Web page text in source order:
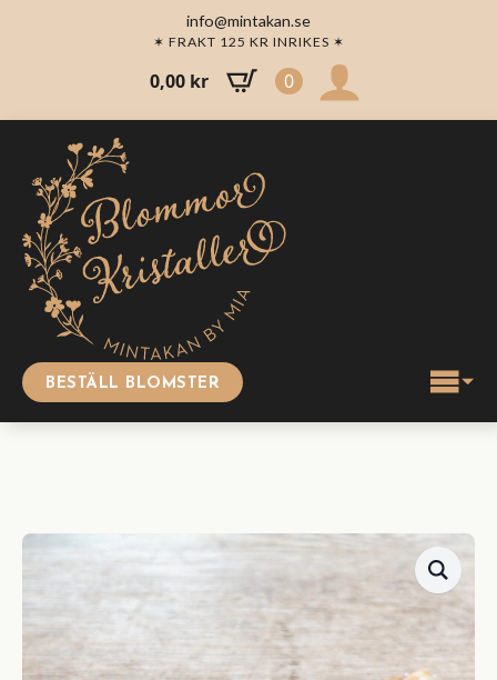
info@mintakan.se
✶ FRAKT 125 KR INRIKES ✶
0,00 kr 0
BESTÄLL BLOMSTER